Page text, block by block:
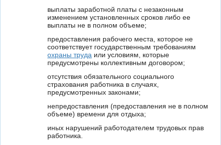
выплаты заработной платы с незаконным
изменением установленных сроков либо ее
выплаты не в полном объеме;
предоставления рабочего места, которое не
соответствует государственным требованиям
охраны труда или условиям, которые
предусмотрены коллективным договором;
отсутствия обязательного социального
страхования работника в случаях,
предусмотренных законами;
непредоставления (предоставления не в полном
объеме) времени для отдыха;
иных нарушений работодателем трудовых прав
работника.